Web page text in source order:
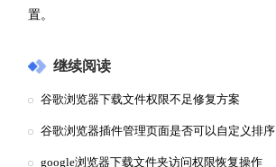
置。
继续阅读
谷歌浏览器下载文件权限不足修复方案
谷歌浏览器插件管理页面是否可以自定义排序
google浏览器下载文件夹访问权限恢复操作